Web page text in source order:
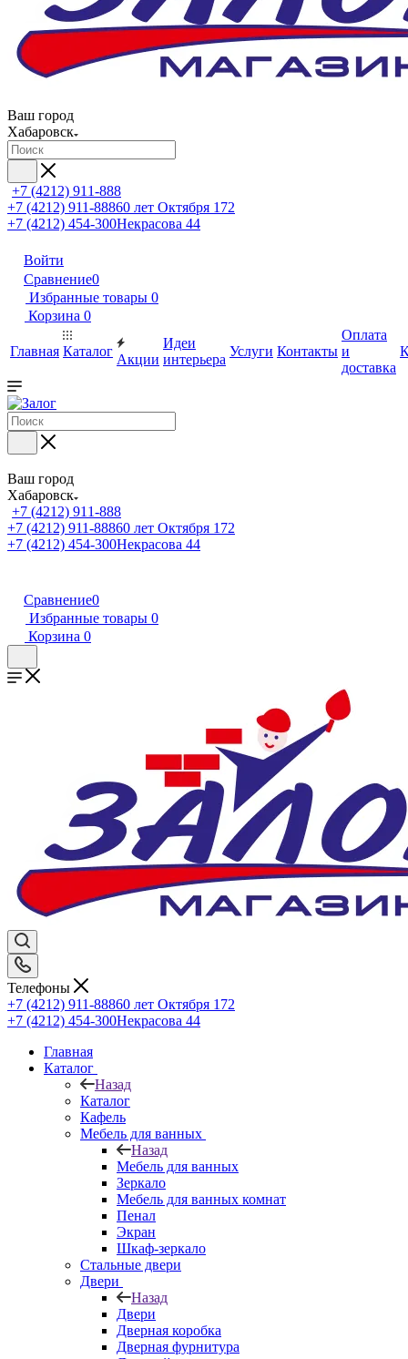
Ваш город
Хабаровск
+7 (4212) 911-888
+7 (4212) 911-88860 лет Октября 172
+7 (4212) 454-300Некрасова 44
Войти
Сравнение0
Избранные товары 0
Корзина 0
Главная Каталог
Акции
Идеи
интерьера
Услуги Контакты
Оплата
и
доставка
Ваш город
Хабаровск
+7 (4212) 911-888
+7 (4212) 911-88860 лет Октября 172
+7 (4212) 454-300Некрасова 44
Сравнение0
Избранные товары 0
Корзина 0
Телефоны
+7 (4212) 911-88860 лет Октября 172
+7 (4212) 454-300Некрасова 44
Главная
Каталог
Назад
Каталог
Кафель
Мебель для ванных
Назад
Мебель для ванных
Зеркало
Мебель для ванных комнат
Пенал
Экран
Шкаф-зеркало
Стальные двери
Двери
Назад
Двери
Дверная коробка
Дверная фурнитура